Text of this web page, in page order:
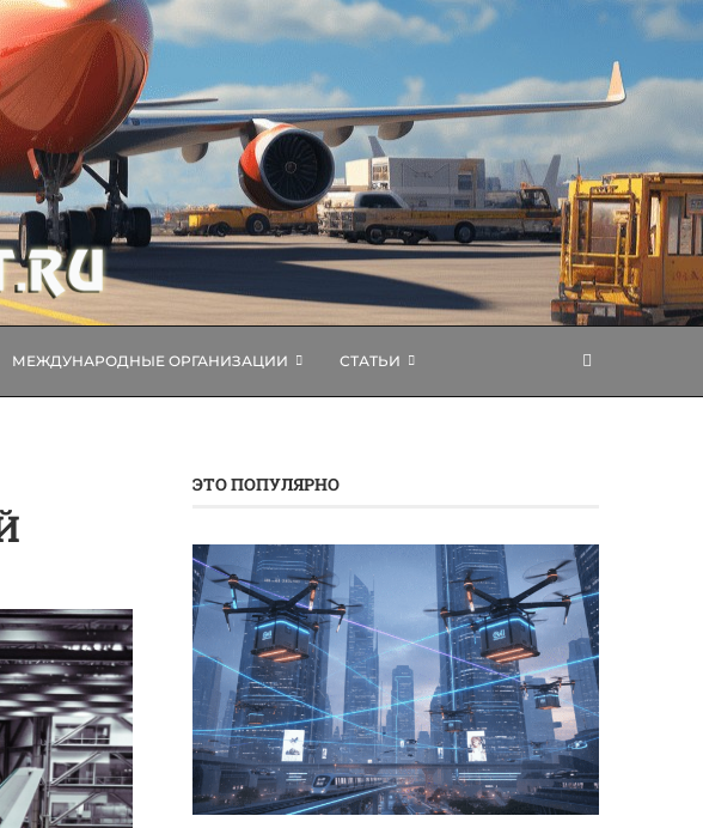
МЕЖДУНАРОДНЫЕ ОРГАНИЗАЦИИ СТАТЬИ
ЭТО ПОПУЛЯРНО